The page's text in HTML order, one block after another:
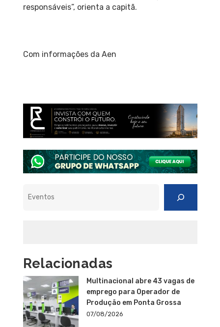
responsáveis”, orienta a capitã.
Com informações da Aen
Relacionadas
Multinacional abre 43 vagas de
emprego para Operador de
Produção em Ponta Grossa
07/08/2026